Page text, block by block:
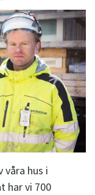
våra hus i
har vi 700